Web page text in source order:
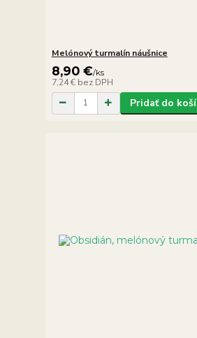
Melónový turmalín náušnice
8,90 €/ks
7,24 € bez DPH
Pridať do